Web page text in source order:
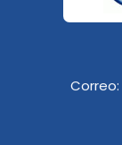
Correo: